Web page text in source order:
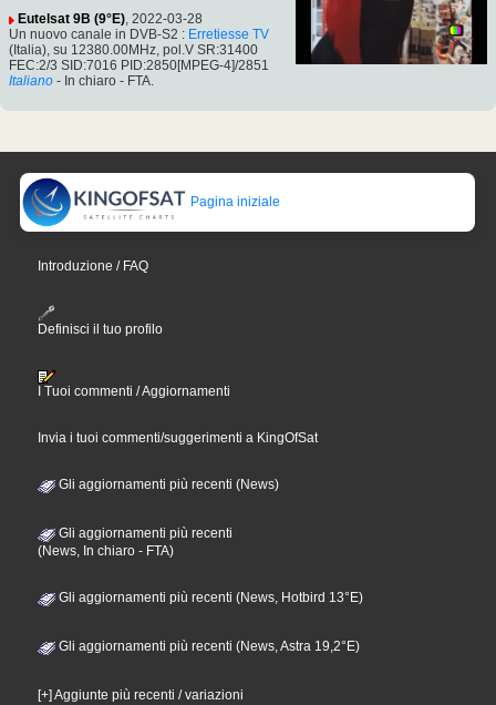
Eutelsat 9B (9°E), 2022-03-28
Un nuovo canale in DVB-S2 : Erretiesse TV
(Italia), su 12380.00MHz, pol.V SR:31400
FEC:2/3 SID:7016 PID:2850[MPEG-4]/2851
Italiano - In chiaro - FTA.
Pagina iniziale
Introduzione / FAQ
Definisci il tuo profilo
I Tuoi commenti / Aggiornamenti
Invia i tuoi commenti/suggerimenti a KingOfSat
Gli aggiornamenti più recenti (News)
Gli aggiornamenti più recenti
(News, In chiaro - FTA)
Gli aggiornamenti più recenti (News, Hotbird 13°E)
Gli aggiornamenti più recenti (News, Astra 19,2°E)
[+] Aggiunte più recenti / variazioni